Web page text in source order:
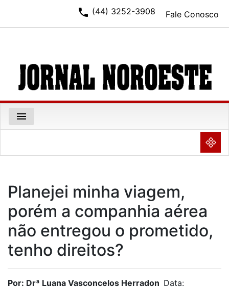
Fale Conosco
phone (44) 3252-3908
menu
NULL
Planejei minha viagem,
porém a companhia aérea
não entregou o prometido,
tenho direitos?
Por: Drª Luana Vasconcelos Herradon Data: